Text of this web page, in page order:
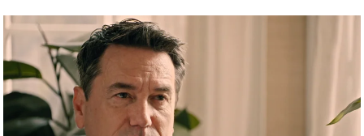
“Que sepas que puedes contar conmigo”:
Gabriel y Begoña tienen un pequeño
acercamiento